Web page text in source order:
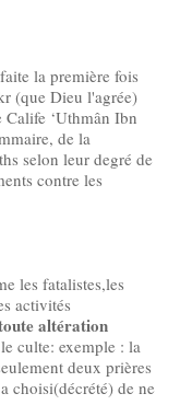
la première fois
(que Dieu l'agrée)
‘Uthmân Ibn
de la
selon leur degré de
contre les
les fatalistes,les
activités
altération
culte: exemple : la
deux prières
choisi(décrété) de ne